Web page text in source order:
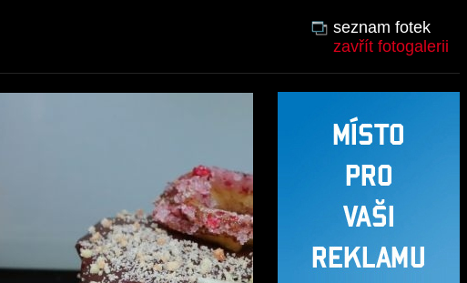
seznam fotek
zavřít fotogalerii